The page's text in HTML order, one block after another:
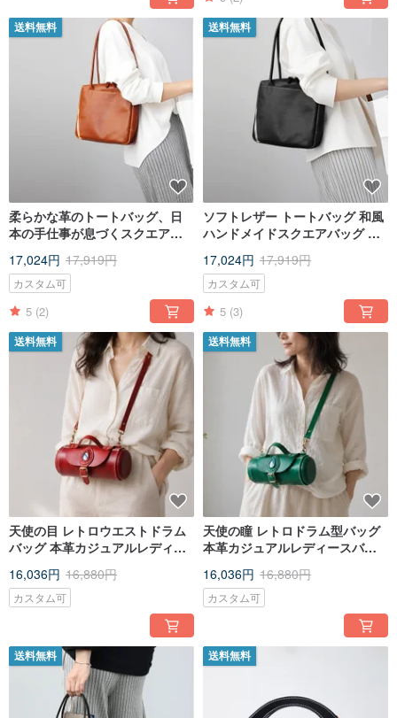
送料無料
柔らかな革のトートバッグ、日
本の手仕事が息づくスクエア
ディースバッグは、多機能な手
提げとして、また大容量で活躍
17,024円 17,919円
カスタム可
5 (2)
送料無料
ソフトレザー トートバッグ 和風
ハンドメイドスクエアバッグ ブ
ッグ 多機能ハンドバッグ ラージ
サイズ
17,024円 17,919円
カスタム可
5 (3)
送料無料
天使の目 レトロウエストドラム
バッグ 本革カジュアルレディー
デザイン シンプル
16,036円 16,880円
カスタム可
送料無料
天使の瞳 レトロドラム型バッグ
本革カジュアルレディースバッ
イン シンプルな斜めがけバッグ
16,036円 16,880円
カスタム可
送料無料 送料無料